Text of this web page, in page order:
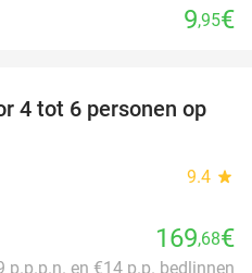
9,95€
4 tot 6 personen op
9.4 star
169,68€
p.p.p.n. en €14 p.p. bedlinnen